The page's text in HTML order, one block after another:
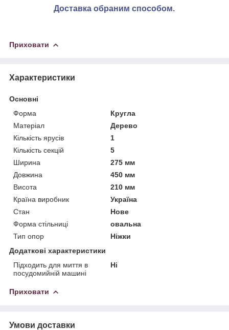
Доставка обраним способом.
Приховати
Характеристики
Основні
Форма
Кругла
Матеріал
Дерево
Кількість ярусів
1
Кількість секцій
5
Ширина
275 мм
Довжина
450 мм
Висота
210 мм
Країна виробник
Україна
Стан
Нове
Форма стільниці
овальна
Тип опор
Ніжки
Додаткові характеристики
Підходить для миття в
посудомийній машині
Ні
Приховати
Умови доставки